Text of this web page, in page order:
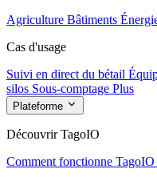
Agriculture Bâtiments
Cas d'usage
Suivi en direct du bétail
silos Sous-comptage Plus
Plateforme
Découvrir TagoIO
Comment fonctionne TagoIO